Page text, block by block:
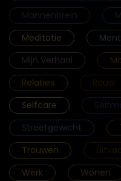
Mannenbrein
Meditatie
Mijn Verhaal
Relaties
Rouw
Selfcare
Streefgewicht
Trouwen
Werk
Wonen